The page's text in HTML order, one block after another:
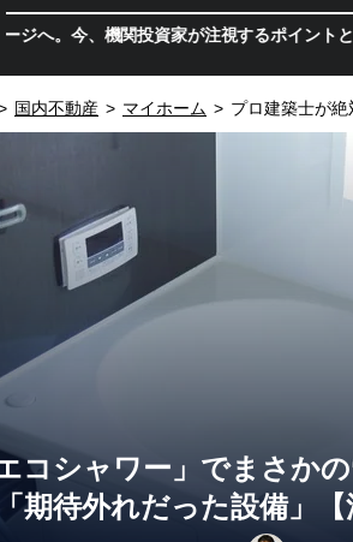
、機関投資家が注視するポイントとは／
国内不動産 > マイホーム > プロ建築士が
コシャワー」でまさか
期待外れだった設備」【